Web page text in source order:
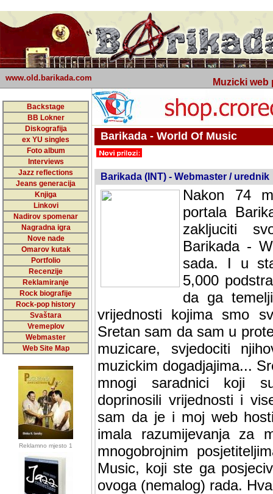
www.old.barikada.com Muzicki web
Backstage
BB Lokner
Diskografija
ex YU singles
Foto album
Interviews
Jazz reflections
Jeans generacija
Knjiga
Linkovi
Nadirov spomenar
Nagradna igra
Nove nade
Omarov kutak
Portfolio
Recenzije
Reklamiranje
Rock biografije
Rock-pop history
Svaštara
Vremeplov
Webmaster
Web Site Map
Reklamno mjesto 1
Barikada - World Of Music
Barikada (INT) - Webmaster / urednik
Nakon 74
portala
zakljuciti
Barikada -
sada. I u
5,000
da ga
vrijednosti kojima smo
Sretan sam da sam u
muzicare, svjedociti
muzickim dogadjajima...
mnogi saradnici koji
doprinosili vrijednosti i
sam da je i moj web
imala razumijevanja za
mnogobrojnim
Music, koji ste ga
ovoga (nemalog) rada.